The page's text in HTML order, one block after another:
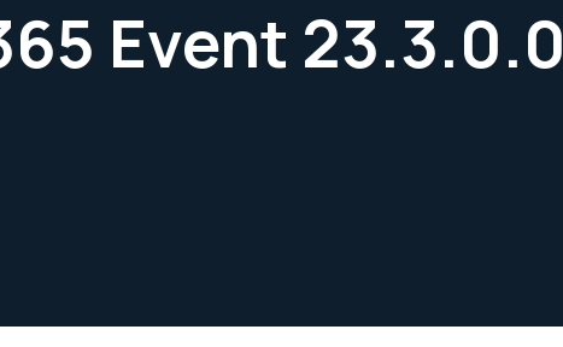
Event 23.3.0.0